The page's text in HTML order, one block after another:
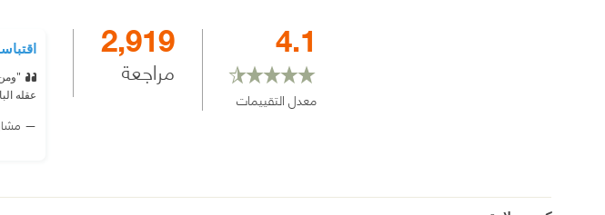
4.1
معدل التقييمات
2,919
مراجعة
عقله